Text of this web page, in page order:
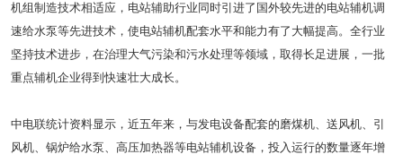
机组制造技术相适应，电站辅助行业同时引进了国外较先进的电站辅机调
速给水泵等先进技术，使电站辅机配套水平和能力有了大幅提高。全行业
坚持技术进步，在治理大气污染和污水处理等领域，取得长足进展，一批
重点辅机企业得到快速壮大成长。
中电联统计资料显示，近五年来，与发电设备配套的磨煤机、送风机、引
风机、锅炉给水泵、高压加热器等电站辅机设备，投入运行的数量逐年增